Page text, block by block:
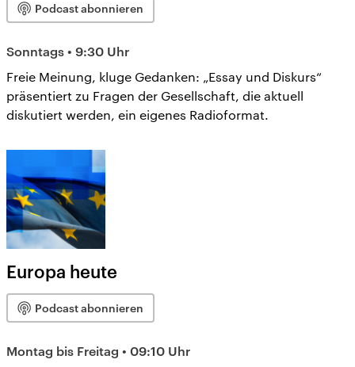
Podcast abonnieren
Sonntags • 9:30 Uhr
Freie Meinung, kluge Gedanken: „Essay und Diskurs“
präsentiert zu Fragen der Gesellschaft, die aktuell
diskutiert werden, ein eigenes Radioformat.
Europa heute
Podcast abonnieren
Montag bis Freitag • 09:10 Uhr